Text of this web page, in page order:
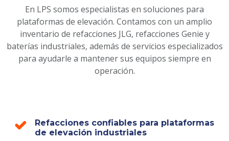
En LPS somos especialistas en soluciones para
plataformas de elevación. Contamos con un amplio
inventario de refacciones JLG, refacciones Genie y
baterías industriales, además de servicios especializados
para ayudarle a mantener sus equipos siempre en
operación.
Refacciones confiables para plataformas
de elevación industriales